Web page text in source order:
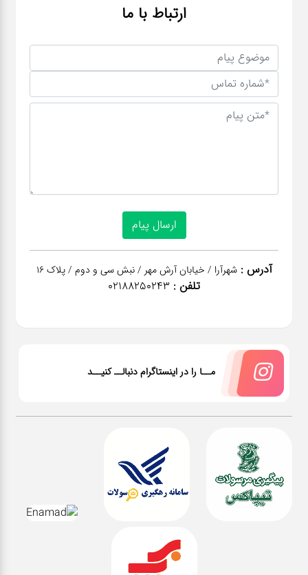
سرویس های
چینی تقدس
ارتباط با ما
آدرس : شهرآرا / خیابان آرش مهر / نبش سی و دوم / پلاک 16
تلفن : 02188250243
مــا را در اینستاگرام دنبالــ کنیــد